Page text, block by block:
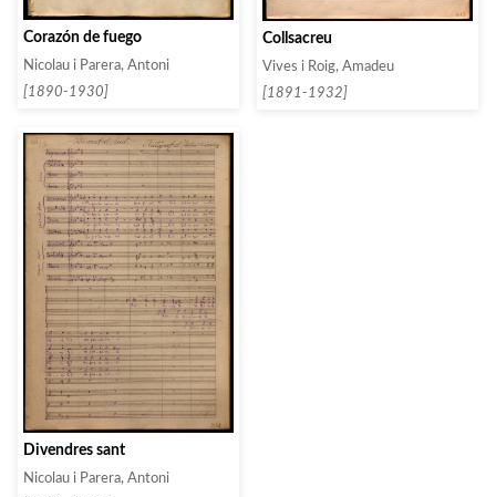
Corazón de fuego
Nicolau i Parera, Antoni
[1890-1930]
Collsacreu
Vives i Roig, Amadeu
[1891-1932]
Divendres sant
Nicolau i Parera, Antoni